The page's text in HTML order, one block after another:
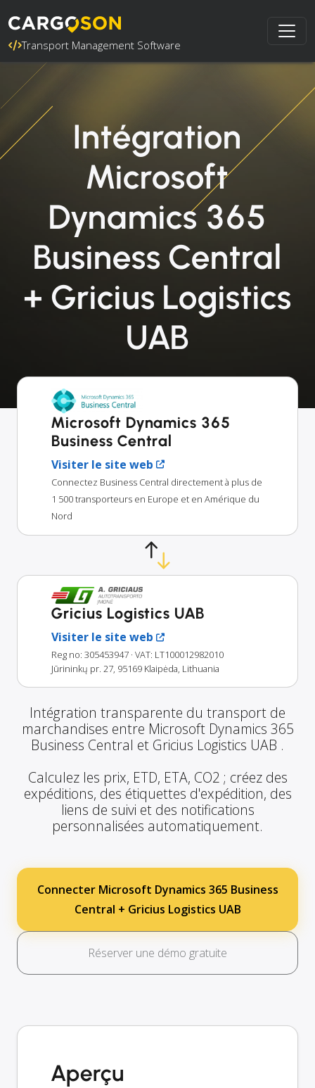
Transport Management Software
Intégration
Microsoft
Dynamics 365
Business Central
+ Gricius Logistics
UAB
Microsoft Dynamics 365
Business Central
Visiter le site web
Connectez Business Central directement à plus de
1 500 transporteurs en Europe et en Amérique du
Nord
Gricius Logistics UAB
Visiter le site web
Reg no: 305453947 · VAT: LT100012982010
Jūrininkų pr. 27, 95169 Klaipėda, Lithuania
Intégration transparente du transport de
marchandises entre Microsoft Dynamics 365
Business Central et Gricius Logistics UAB .
Calculez les prix, ETD, ETA, CO2 ; créez des
expéditions, des étiquettes d'expédition, des
liens de suivi et des notifications
personnalisées automatiquement.
Connecter Microsoft Dynamics 365 Business
Central + Gricius Logistics UAB
Réserver une démo gratuite
Aperçu